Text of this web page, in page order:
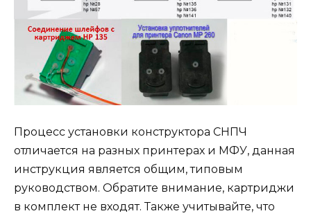
Процесс установки конструктора СНПЧ
отличается на разных принтерах и МФУ, данная
инструкция является общим, типовым
руководством. Обратите внимание, картриджи
в комплект не входят. Также учитывайте, что